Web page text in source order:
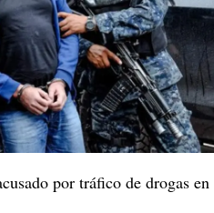
por tráfico de drogas en